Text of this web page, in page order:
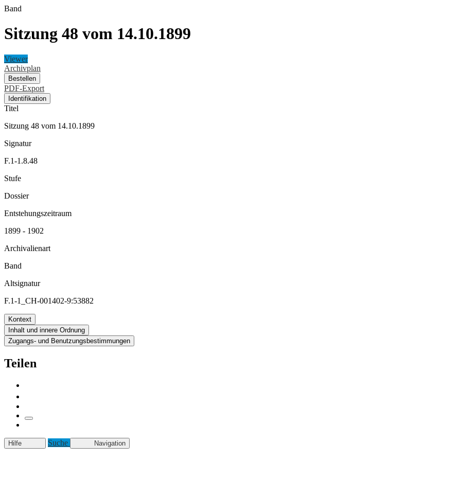
Band
Sitzung 48 vom 14.10.1899
Viewer
Archivplan
Bestellen
PDF-Export
Identifikation
Titel
Sitzung 48 vom 14.10.1899
Signatur
F.1-1.8.48
Stufe
Dossier
Entstehungszeitraum
1899 - 1902
Archivalienart
Band
Altsignatur
F.1-1_CH-001402-9:53882
Kontext
Inhalt und innere Ordnung
Zugangs- und Benutzungsbestimmungen
Teilen
Hilfe Suche Navigation